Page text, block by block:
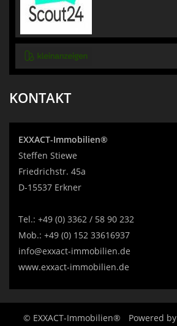
KONTAKT
EXXACT-Immobilien®
Steffen Stiewe
Friedrichstr. 45a
D-15537 Erkner
Tel.: +49 (0) 3362 / 58 90 232
Mob.: +49 (0) 152 33616937
info@exxact-immobilien.de
www.exxact-immobilien.de
© EXXACT-Immobilien® Powered by